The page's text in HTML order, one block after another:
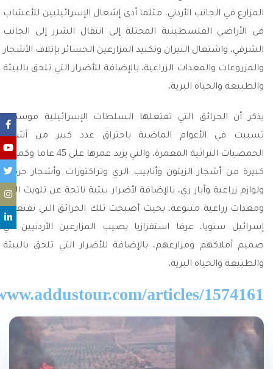
المزارع في الجانب الأردني، مثلما أدى إشعال الإسرائيليين للأعشاب
في الأراضي الفلسطينية المحتلة إلى انتقال الشرر إلى الجانب
الشرقي، واشتعال النيران وتكبيد المزارعين الخسائر بإتلاف الأشجار
والمزروعات والمعدات الزراعية، بالإضافة للأضرار التي تلحق بالبيئة
والطبيعة والحياة البرية.
يذكر أن الحرائق التي تفتعلها السلطات الإسرائيلية موسميا،
تسببت في الأعوام الماضية باحتراق عدد كبير من أشجار
الحمضيات التراثية المعمرة، والتي يزيد عمرها على 45 عاما وكميات
كبيرة من أشجار الزيتون وأنابيب الري وتراكتورات وأشجار حرجية
ولوازم زراعية وآبار ري، بالإضافة لأضرار بيئية ناتجة عن تلويث الجو
ومعدات زراعية متنوعة، بحيث أصبحت تلك الحرائق التي تفتعلها
إسرائيل سنويا، عرفا استفزازيا يصيب المزارعين الأردنيين في
صميم أملاكهم ومزارعهم، بالإضافة للأضرار التي تلحق بالبيئة
والطبيعة والحياة البرية.
articles/1574161